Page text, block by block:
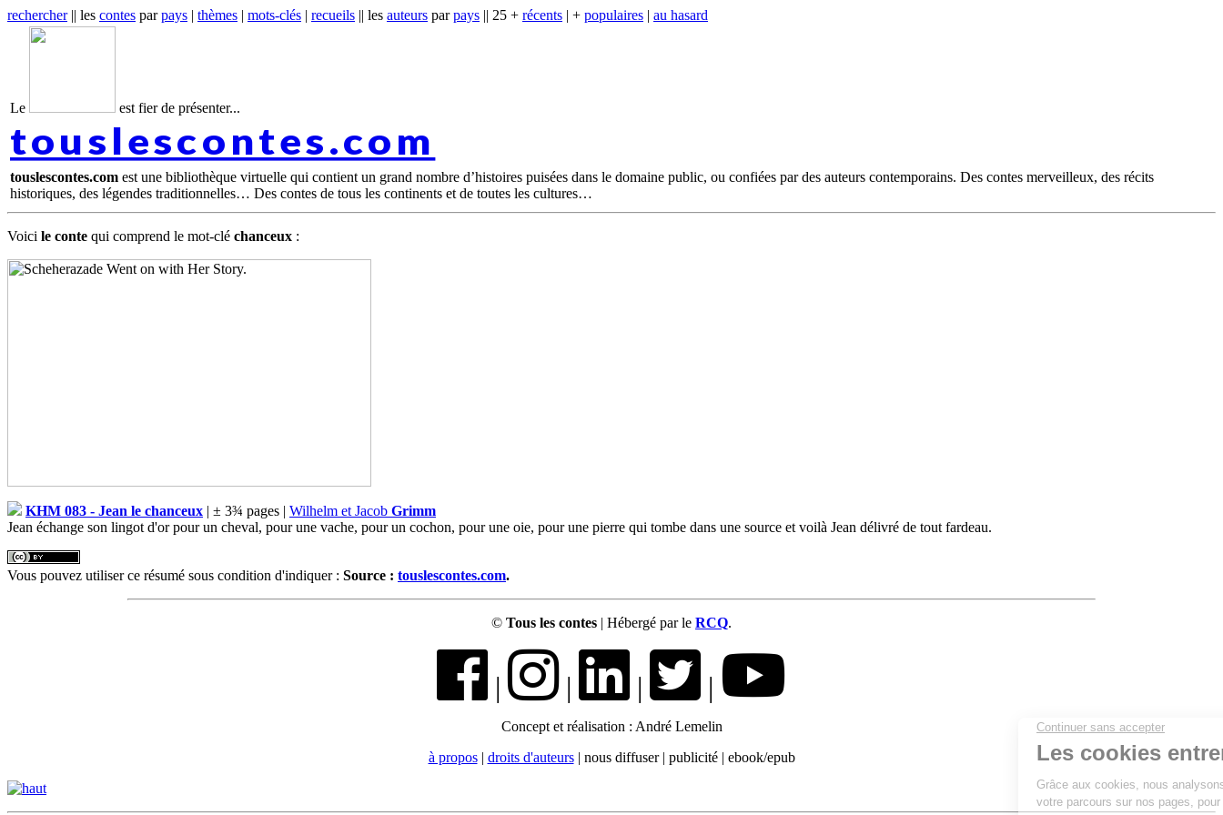
rechercher|| les contes parpays | thèmes | mots-clés | recueils || les auteurs parpays || 25 + récents | + populaires | au hasard
Le est fier de présenter...
touslescontes.com
touslescontes.com est une bibliothèque virtuelle qui contient un grand nombre d’histoires puisées dans le domaine public, ou confiées par des auteurs contemporains. Des contes merveilleux, des récits
historiques, des légendes traditionnelles… Des contes de tous les continents et de toutes les cultures
Voici le conte qui comprend le mot-clé chanceux :
KHM 083 - Jean le chanceux | ± 3¾ pages | Wilhelm et Jacob Grimm
Jean échange son lingot d'or pour un cheval, pour une vache, pour un cochon, pour une oie, pour une pierre qui tombe dans une source et voilà Jean délivré de tout fardeau.
Vous pouvez utiliser ce résumé sous condition d'indiquer : Source : touslescontes.com.
© Tous les contes | Hébergé par le RCQ.
| | | |
Concept et réalisation : André Lemelin
à propos| droits d'auteurs| nous diffuser | publicité | ebook/epub